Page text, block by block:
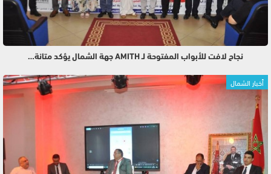
نجاح لافت للأبواب المفتوحة لـ AMITH جهة الشمال يؤكد متانة…
أخبار الشمال